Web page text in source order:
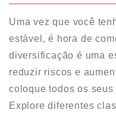
Uma vez que você
estável, é hora de
diversificação é uma
reduzir riscos e
coloque todos os
Explore diferentes